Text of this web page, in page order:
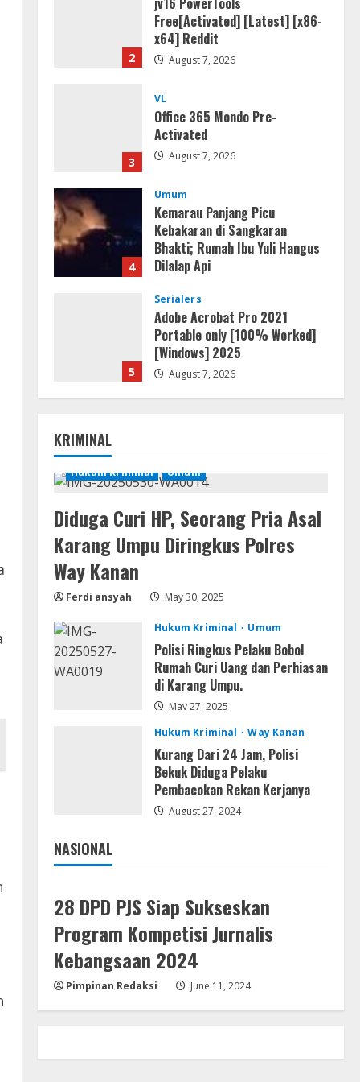
2
Free[Activated] [Latest] [x86-
x64] Reddit
August 7, 2026
3
VL
Office 365 Mondo Pre-
Activated
August 7, 2026
4
Umum
Kemarau Panjang Picu
Kebakaran di Sangkaran
Bhakti; Rumah Ibu Yuli Hangus
Dilalap Api
5
Serialers
Adobe Acrobat Pro 2021
Portable only [100% Worked]
[Windows] 2025
August 7, 2026
1 August 7, 2026
2
Serialers
jv16 PowerTools
Free[Activated] [Latest] [x86-
x64] Reddit
VL
Office 365 Mondo Pre-
Activated
August 7, 2026
Kemarau Panjang Picu
Kebakaran di Sangkaran
Bhakti; Rumah Ibu Yuli Hangus
Dilalap Api
August 7, 2026
August 7, 2026
KRIMINAL
Hukum Kriminal Umum
Diduga Curi HP, Seorang Pria Asal
Karang Umpu Diringkus Polres
Way Kanan
Ferdi ansyah May 30, 2025
Hukum Kriminal Umum
Polisi Ringkus Pelaku Bobol
Rumah Curi Uang dan Perhiasan
di Karang Umpu.
May 27, 2025
Hukum Kriminal
Way Kanan
Kurang Dari 24 Jam, Polisi
Bekuk Diduga Pelaku
Pembacokan Rekan Kerjanya
August 27, 2024
NASIONAL
Jakarta
28 DPD PJS Siap Sukseskan
Program Kompetisi Jurnalis
Kebangsaan 2024
Pimpinan Redaksi June 11, 2024